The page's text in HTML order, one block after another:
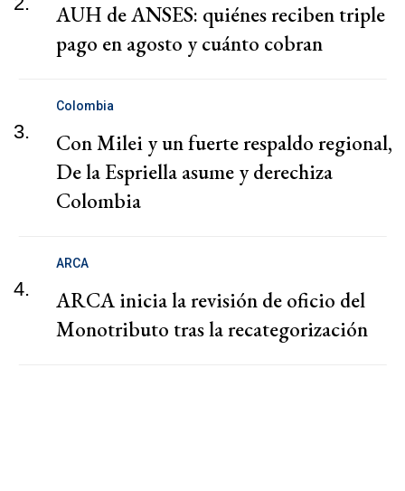
AUH de ANSES: quiénes reciben triple
pago en agosto y cuánto cobran
3.
Colombia
Con Milei y un fuerte respaldo regional,
De la Espriella asume y derechiza
Colombia
4.
ARCA
ARCA inicia la revisión de oficio del
Monotributo tras la recategorización